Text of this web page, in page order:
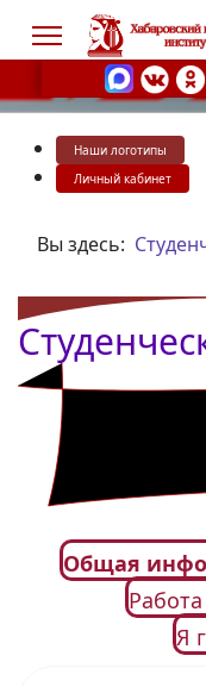
Наши логотипы
Личный кабинет
Вы здесь:
Общая
Я